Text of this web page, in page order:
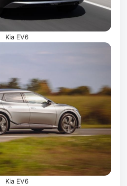
Kia EV6
Kia EV6